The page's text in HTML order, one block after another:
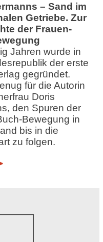
– Sand im
Getriebe. Zur
der Frauen-
Jahren wurde in
der erste
gegründet.
für die Autorin
Doris
den Spuren der
Bewegung in
bis in die
zu folgen.